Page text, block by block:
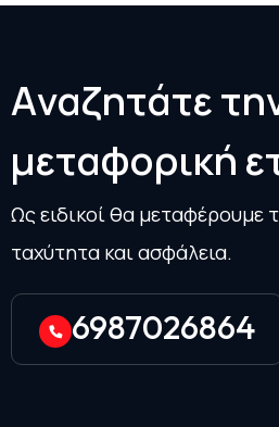
Αναζητάτετη
μεταφορική ε
Ως ειδικοί θα μεταφέρουμε
ταχύτητα και ασφάλεια.
6987026864